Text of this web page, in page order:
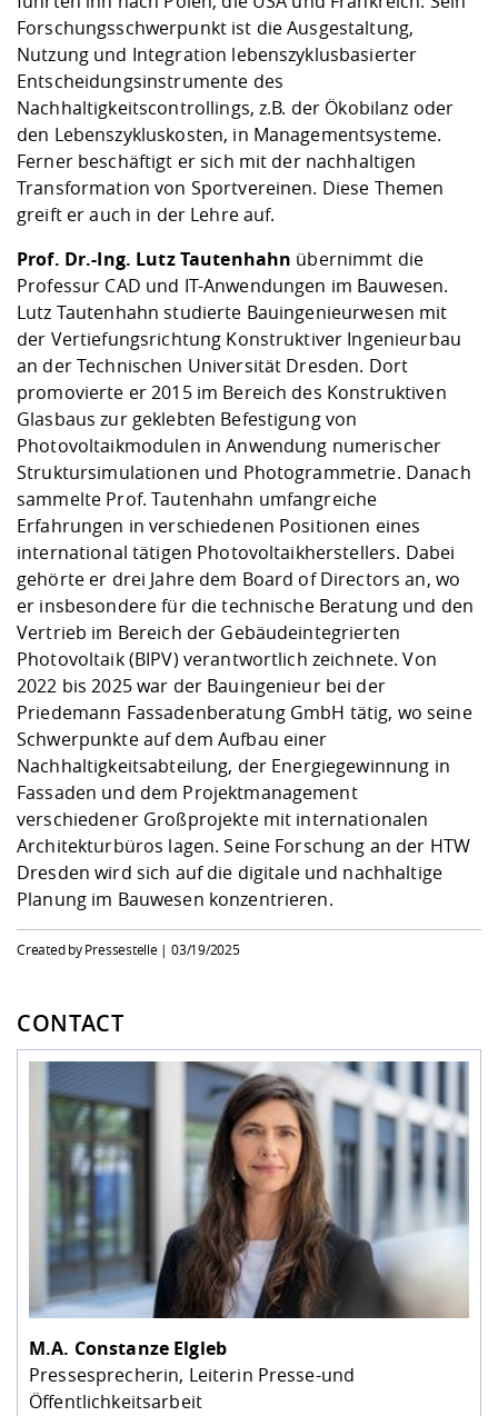
Forschungsschwerpunkt ist die Ausgestaltung,
Nutzung und Integration lebenszyklusbasierter
Entscheidungsinstrumente des
Nachhaltigkeitscontrollings, z.B. der Ökobilanz oder
den Lebenszykluskosten, in Managementsysteme.
Ferner beschäftigt er sich mit der nachhaltigen
Transformation von Sportvereinen. Diese Themen
greift er auch in der Lehre auf.
Prof. Dr.-Ing. Lutz Tautenhahn übernimmt die
Professur CAD und IT-Anwendungen im Bauwesen.
Lutz Tautenhahn studierte Bauingenieurwesen mit
der Vertiefungsrichtung Konstruktiver Ingenieurbau
an der Technischen Universität Dresden. Dort
promovierte er 2015 im Bereich des Konstruktiven
Glasbaus zur geklebten Befestigung von
Photovoltaikmodulen in Anwendung numerischer
Struktursimulationen und Photogrammetrie. Danach
sammelte Prof. Tautenhahn umfangreiche
Erfahrungen in verschiedenen Positionen eines
international tätigen Photovoltaikherstellers. Dabei
gehörte er drei Jahre dem Board of Directors an, wo
er insbesondere für die technische Beratung und den
Vertrieb im Bereich der Gebäudeintegrierten
Photovoltaik (BIPV) verantwortlich zeichnete. Von
2022 bis 2025 war der Bauingenieur bei der
Priedemann Fassadenberatung GmbH tätig, wo seine
Schwerpunkte auf dem Aufbau einer
Nachhaltigkeitsabteilung, der Energiegewinnung in
Fassaden und dem Projektmanagement
verschiedener Großprojekte mit internationalen
Architekturbüros lagen. Seine Forschung an der HTW
Dresden wird sich auf die digitale und nachhaltige
Planung im Bauwesen konzentrieren.
Created by Pressestelle |03/19/2025
CONTACT
M.A. Constanze Elgleb
Pressesprecherin, Leiterin Presse-und
Öffentlichkeitsarbeit